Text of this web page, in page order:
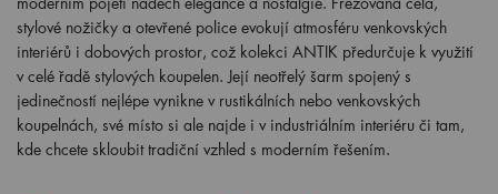
stylové nožičky a otevřené police evokují atmosféru venkovských
interiérů i dobových prostor, což kolekci ANTIK předurčuje k využití
v celé řadě stylových koupelen. Její neotřelý šarm spojený s
jedinečností nejlépe vynikne v rustikálních nebo venkovských
koupelnách, své místo si ale najde i v industriálním interiéru či tam,
kde chcete skloubit tradiční vzhled s moderním řešením.